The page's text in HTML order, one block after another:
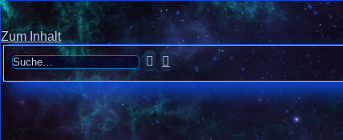
Zum Inhalt
Suche
Erweiterte
Suche